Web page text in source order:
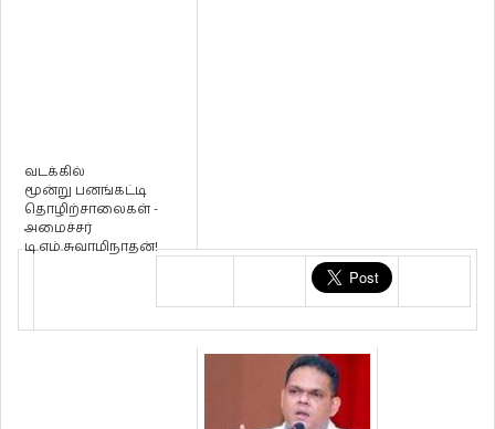
வடக்கில்
மூன்று பனங்கட்டி
தொழிற்சாலைகள் -
அமைச்சர்
டி.எம்.சுவாமிநாதன்!